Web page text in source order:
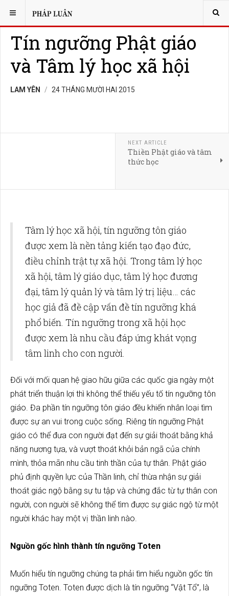
BẠN ĐANG Ở: TÂM LÝ
Tín ngưỡng Phật giáo
và Tâm lý học xã hội
LAM YÊN 24 THÁNG MƯỜI HAI 2015
NEXT ARTICLE
Thiền Phật giáo và tâm
thức học
Tâm lý học xã hội, tín ngưỡng tôn giáo
được xem là nền tảng kiến tạo đạo đức,
điều chỉnh trật tự xã hội. Trong tâm lý học
xã hội, tâm lý giáo dục, tâm lý học đương
đại, tâm lý quản lý và tâm lý trị liệu… các
học giả đã đề cập vấn đề tín ngưỡng khá
phổ biến. Tín ngưỡng trong xã hội học
được xem là nhu cầu đáp ứng khát vọng
tâm linh cho con người.
Đối với mối quan hệ giao hữu giữa các quốc gia ngày một
phát triển thuận lợi thì không thể thiếu yếu tố tín ngưỡng tôn
giáo. Đa phần tín ngưỡng tôn giáo đều khiến nhân loại tìm
được sự an vui trong cuộc sống. Riêng tín ngưỡng Phật
giáo có thể đưa con người đạt đến sự giải thoát bằng khả
năng nương tựa, và vượt thoát khỏi bản ngã của chính
mình, thỏa mãn nhu cầu tinh thần của tự thân. Phật giáo
phủ định quyền lực của Thần linh, chỉ thừa nhận sự giải
thoát giác ngộ bằng sự tu tập và chứng đắc từ tự thân con
người, con người sẽ không thể tìm được sự giác ngộ từ một
người khác hay một vị thần linh nào.
Nguồn gốc hình thành tín ngưỡng Toten
Muốn hiểu tín ngưỡng chúng ta phải tìm hiểu nguồn gốc tín
ngưỡng Toten. Toten được dịch là tín ngưỡng “Vật Tổ”, là